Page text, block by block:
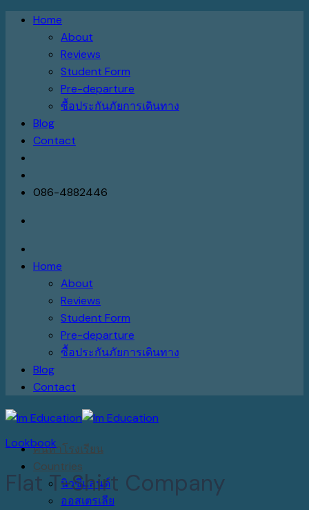
Skip Home
About
Reviews
Student Form
Pre-departure
ซื้อประกันภัยการเดินทาง
Blog
Contact
086-4882446
Home
About
Reviews
Student Form
Pre-departure
ซื้อประกันภัยการเดินทาง
Blog
Contact
ค้นหาโรงเรียน
Countries
นิวซีแลนด์
ออสเตรเลีย
Lookbook
Flat T-Shirt Company